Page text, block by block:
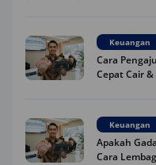
Keuangan
Cara
Cepat Cair &
Keuangan
Apakah
Cara